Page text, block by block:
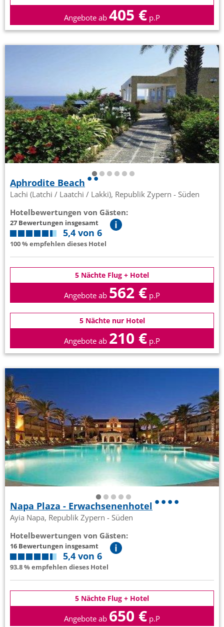
Angebote ab 405 € p.P
Aphrodite Beach
Lachi (Latchi / Laatchi / Lakki), Republik Zypern - Süden
Hotelbewertungen von Gästen:
27 Bewertungen insgesamt
5,4 von 6
100 % empfehlen dieses Hotel
5 Nächte Flug + Hotel
Angebote ab 562 € p.P
5 Nächte nur Hotel
Angebote ab 210 € p.P
Napa Plaza - Erwachsenenhotel
Ayia Napa, Republik Zypern - Süden
Hotelbewertungen von Gästen:
16 Bewertungen insgesamt
5,4 von 6
93.8 % empfehlen dieses Hotel
5 Nächte Flug + Hotel
Angebote ab 650 € p.P